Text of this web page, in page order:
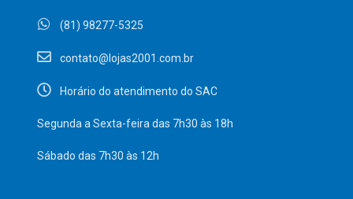
(81) 98277-5325
contato@lojas2001.com.br
Horário do atendimento do SAC
Segunda a Sexta-feira das 7h30 às 18h
Sábado das 7h30 às 12h